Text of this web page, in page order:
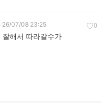
♡0
·26/07/08 23:25
잘해서 따라갈수가